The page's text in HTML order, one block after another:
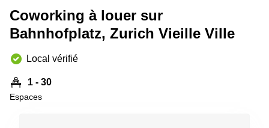
Salles
de
Genève
Salle de
Lausanne
18
de l’Ile
Genève
Route
Coworking à louer sur
Bahnhofplatz, Zurich Vieille Ville
Local vérifié
1 - 30
Espaces